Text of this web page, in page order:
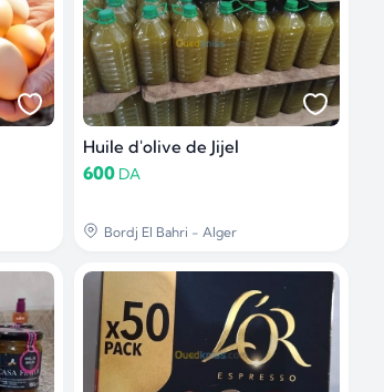
Huile d'olive de Jijel
600 DA
Bordj El Bahri - Alger